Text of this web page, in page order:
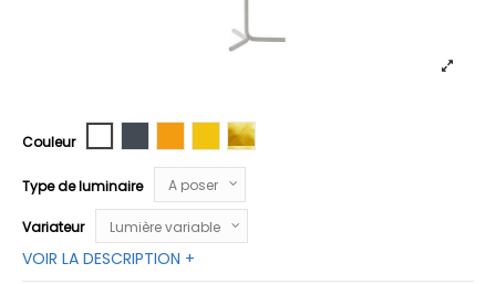
Couleur JauneDoré
Type de luminaire
Variateur
VOIR LA DESCRIPTION +